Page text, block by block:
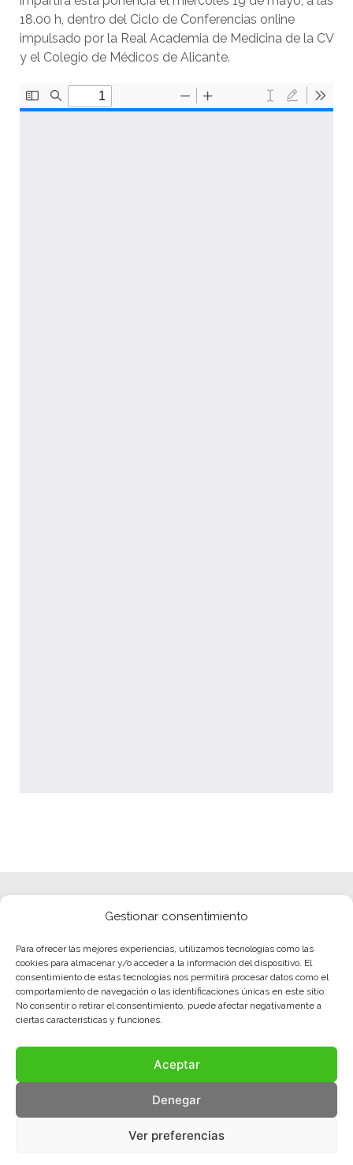
Gestionar consentimiento
Para ofrecer las mejores experiencias, utilizamos tecnologías como las
cookies para almacenar y/o acceder a la información del dispositivo. El
consentimiento de estas tecnologías nos permitirá procesar datos como el
comportamiento de navegación o las identificaciones únicas en este sitio.
No consentir o retirar el consentimiento, puede afectar negativamente a
ciertas características y funciones.
Aceptar
Denegar
Ver preferencias
18.00 h, dentro del Ciclo de Conferencias online
impulsado por la Real Academia de Medicina de la CV
y el Colegio de Médicos de Alicante.